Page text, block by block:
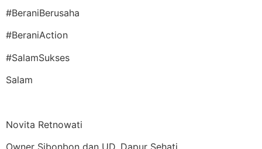
#BeraniBerusaha
#BeraniAction
#SalamSukses
Salam
Novita Retnowati